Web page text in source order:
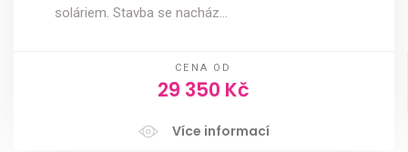
soláriem. Stavba se nacház…
CENA OD
29 350 Kč
Více informací